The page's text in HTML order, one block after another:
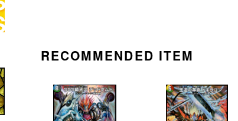
RECOMMENDED ITEM